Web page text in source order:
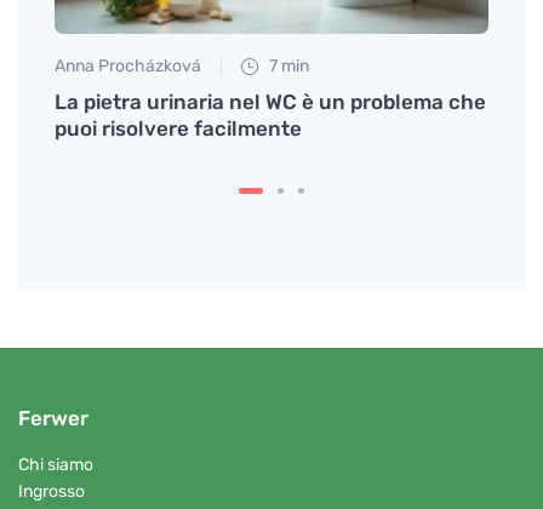
Anna Procházková 7 min
La pietra urinaria nel WC è un problema che
puoi risolvere facilmente
Ferwer
Chi siamo
Ingrosso